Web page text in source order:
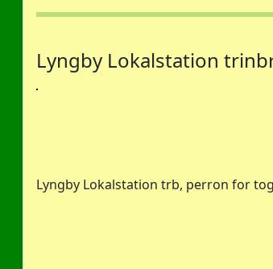
Lyngby Lokalstation
Lyngby Lokalstation trb, perron for